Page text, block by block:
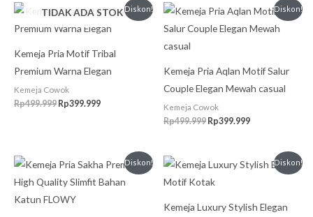
Diskon!
TIDAK ADA STOK
Kemeja Pria Motif Tribal
Premium Warna Elegan
Kemeja Cowok
Rp499.999
aslinya
adalah:
Rp399.999
saat
ini
Rp399.999.
Diskon!
Kemeja Pria Aqlan Motif Salur
Couple Elegan Mewah casual
Kemeja Cowok
Rp499.999
Harga
aslinya
adalah:
Rp399.999
Harga
saat
ini
Diskon!
Harga
aslinya
adalah:
Harga
saat
ini
Diskon!
Kemeja Luxury Stylish Elegan
Harga
aslinya
adalah:
Harga
saat
Rp450.000.